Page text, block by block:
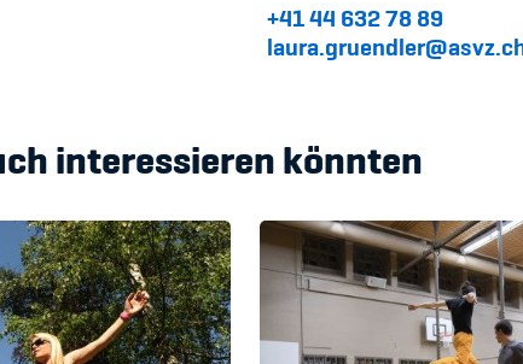
+41 44 632 78 89
interessieren könnten